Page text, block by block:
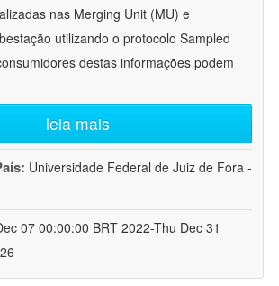
nas Merging Unit (MU) e
utilizando o protocolo Sampled
destas informações podem
leia mais
Universidade Federal de Juiz de Fora -
07 00:00:00 BRT 2022-Thu Dec 31